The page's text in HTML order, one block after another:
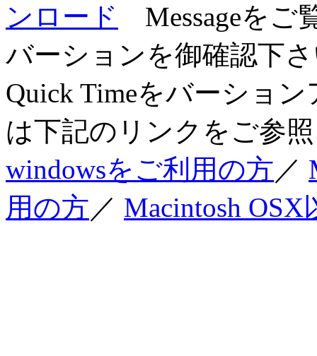
Messageをご
バーションを御確認下
Quick Timeをバーショ
は下記のリンクをご参
windowsをご利用の方／
用の方／ Macintosh